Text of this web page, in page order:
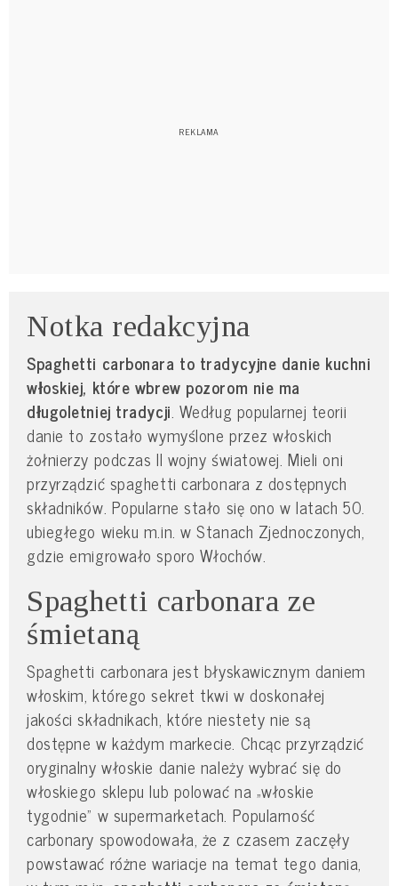
Notka redakcyjna
Spaghetti carbonara to tradycyjne danie kuchni
włoskiej, które wbrew pozorom nie ma
długoletniej tradycji. Według popularnej teorii
danie to zostało wymyślone przez włoskich
żołnierzy podczas II wojny światowej. Mieli oni
przyrządzić spaghetti carbonara z dostępnych
składników. Popularne stało się ono w latach 50.
ubiegłego wieku m.in. w Stanach Zjednoczonych,
gdzie emigrowało sporo Włochów.
Spaghetti carbonara ze
śmietaną
Spaghetti carbonara jest błyskawicznym daniem
włoskim, którego sekret tkwi w doskonałej
jakości składnikach, które niestety nie są
dostępne w każdym markecie. Chcąc przyrządzić
oryginalny włoskie danie należy wybrać się do
włoskiego sklepu lub polować na „włoskie
tygodnie” w supermarketach. Popularność
carbonary spowodowała, że z czasem zaczęły
powstawać różne wariacje na temat tego dania,